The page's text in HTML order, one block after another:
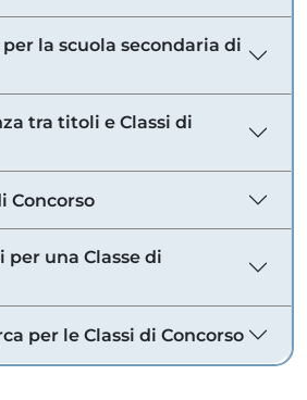
la scuola secondaria di
tra titoli e Classi di
Concorso
una Classe di
per le Classi di Concorso